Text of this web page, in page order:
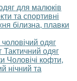
для малюків
та спортивні
білизна, плавки
чоловічий одяг
Тактичний одяг
Чоловічі кофти,
нічний та